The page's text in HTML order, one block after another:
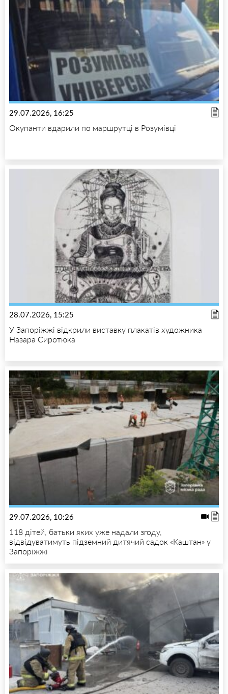
29.07.2026, 16:25
Окупанти вдарили по маршрутці в Розумівці
28.07.2026, 15:25
У Запоріжжі відкрили виставку плакатів художника
Назара Сиротюка
29.07.2026, 10:26
118 дітей, батьки яких уже надали згоду,
відвідуватимуть підземний дитячий садок «Каштан» у
Запоріжжі